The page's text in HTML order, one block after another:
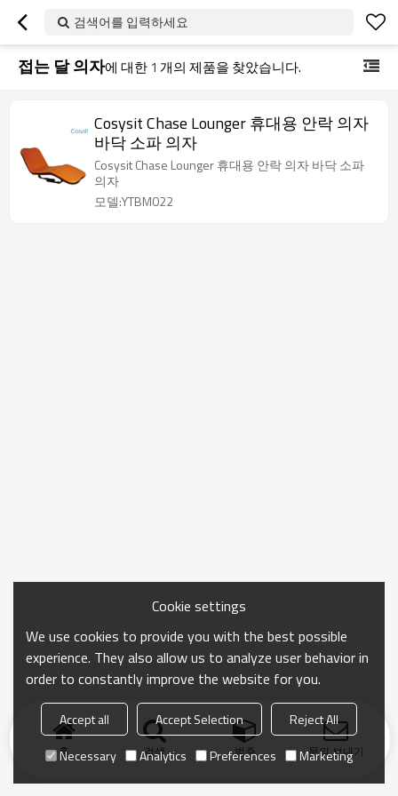
검색어를 입력하세요
접는 달 의자에 대한 1 개의 제품을 찾았습니다.
Cosysit Chase Lounger 휴대용 안락 의자
바닥 소파 의자
Cosysit Chase Lounger 휴대용 안락 의자 바닥 소파
의자
모델:YTBM022
홈 검색 범주 문의 보내기
Cookie settings
We use cookies to provide you with the best possible
experience. They also allow us to analyze user behavior in
order to constantly improve the website for you.
Accept all Accept Selection
Reject All
Necessary
Analytics Preferences Marketing